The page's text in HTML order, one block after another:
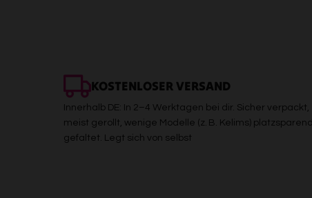
KOSTENLOSER VERSAND
Innerhalb DE: In 2–4 Werktagen bei dir. Sicher verpackt,
meist gerollt, wenige Modelle (z. B. Kelims) platzsparend
gefaltet. Legt sich von selbst